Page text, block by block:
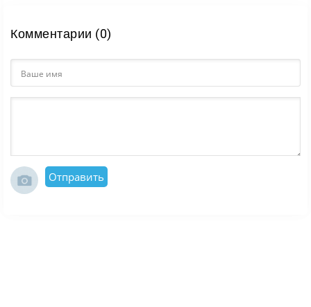
Комментарии (0)
Отправить